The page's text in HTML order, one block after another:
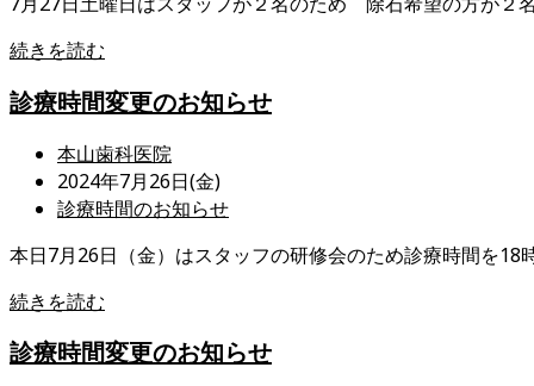
開
日:
カ
テ
ゴ
リ
ー:
続きを読む
さ
へ
の
お
願
い
診療時間変更のお知らせ
投
稿
者:
本山歯科医院
投
稿
開
日:
2024年7月26日(金)
投
カ
テ
ゴ
リ
ー:
診療時間のお知らせ
本日7月26日（金）はスタッフの研修会のため診療時間を18
続きを読む
時
診療時間変更のお知らせ